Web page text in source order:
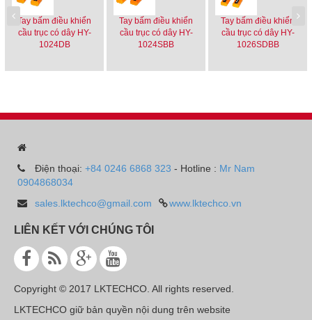
Tay bấm điều khiển
cầu trục có dây HY-
1024DB
Tay bấm điều khiển
cầu trục có dây HY-
1024SBB
Tay bấm điều khiển
cầu trục có dây HY-
1026SDBB
Điện thoại: +84 0246 6868 323 - Hotline : Mr Nam
0904868034
sales.lktechco@gmail.com
www.lktechco.vn
LIÊN KẾT VỚI CHÚNG TÔI
Copyright © 2017 LKTECHCO. All rights reserved.
LKTECHCO giữ bản quyền nội dung trên website